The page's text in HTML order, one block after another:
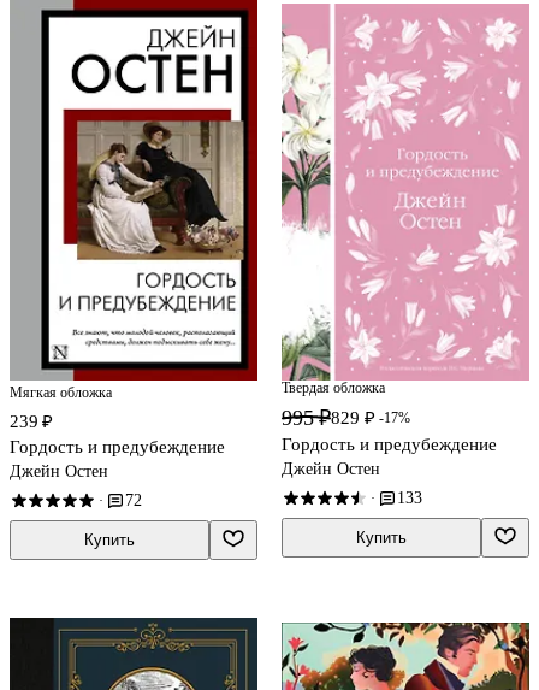
Мягкая обложка
239 ₽
Гордость и предубеждение
Джейн Остен
· 72
Купить
Твердая обложка
995 ₽829 ₽ -17%
Гордость и предубеждение
Джейн Остен
· 133
Купить